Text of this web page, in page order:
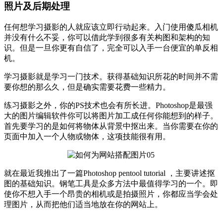
照片及后期处理
任何想学习摄影的人就应该立即行动起来。入门使用傻瓜相机
并没有什么不妥，你可以借此学到很多有关构图和架构的知
识。但是一旦你更有自信了，完全可以入手一台便宜的单反相
机。
学习摄影就是学习一门技术。获得基础知识所花的时间并不需
要你想的那么久，但是确实需要花费一些精力。
练习摄影之外，你的PS技术也会有所长进。Photoshop是最强
大的图片编辑软件你可以将图片加工成任何你能想到的样子。
首先要学习的是如何将物体从背景中抠出来。当你需要在你的
页面中加入一个人物或物体，这项技能很有用。
就在最近我推出了一篇Photoshop pentool tutorial ，主要讲述抠
图的基础知识。钢笔工具是众多方法中最值得学习的一个。即
使你不想入手一个昂贵的相机或是拍摄照片，你都应当学会处
理图片，从而把他们适当地放在你的网站上。